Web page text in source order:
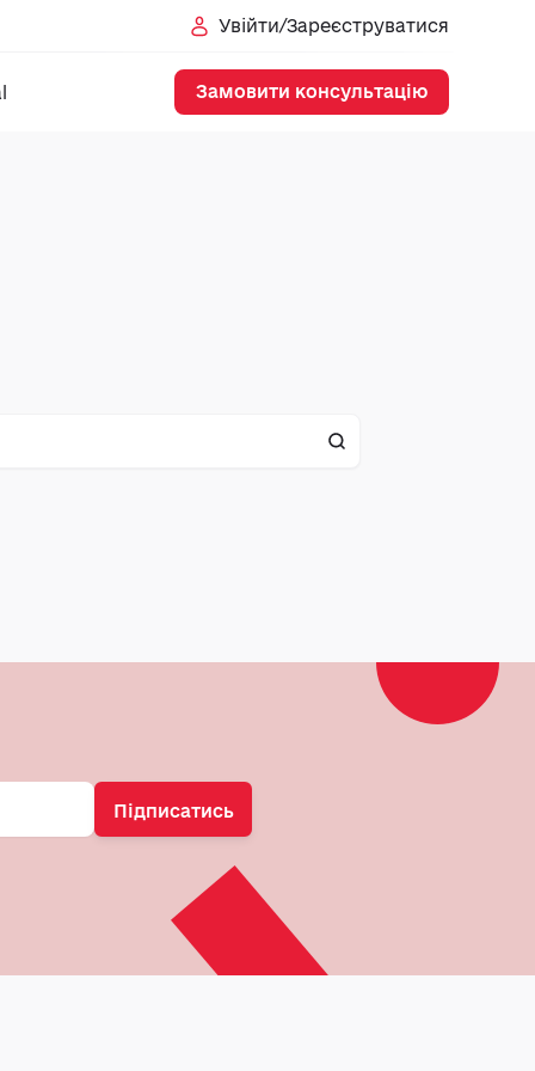
Увійти/Зареєструватися
Замовити консультацію
Підписатись